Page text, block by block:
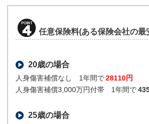
任意保険料(ある保険会社の最
20歳の場合
人身傷害補償なし 1年間で28110円
人身傷害補償3,000万円付帯 1年間で
25歳の場合